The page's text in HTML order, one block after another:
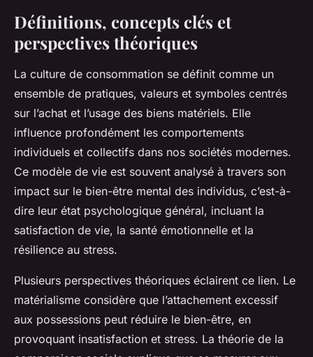
Les Effets de la Culture de
Consommation sur le Bien-
Être Mental : Une Exploration
Approfondie
Laure 20 juillet 2025 4 min de lecture
Définitions, concepts clés et
perspectives théoriques
La culture de consommation se définit comme un
ensemble de pratiques, valeurs et symboles centrés
sur l’achat et l’usage des biens matériels. Elle
influence profondément les comportements
individuels et collectifs dans nos sociétés modernes.
Ce modèle de vie est souvent analysé à travers son
impact sur le bien-être mental des individus, c’est-à-
dire leur état psychologique général, incluant la
satisfaction de vie, la santé émotionnelle et la
résilience au stress.
Plusieurs perspectives théoriques éclairent ce lien. Le
matérialisme considère que l’attachement excessif
aux possessions peut réduire le bien-être, en
provoquant insatisfaction et stress. La théorie de la